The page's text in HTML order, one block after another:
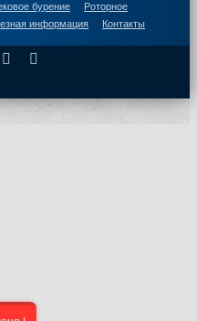
бурение
Роторное
информация Контакты
Instagram